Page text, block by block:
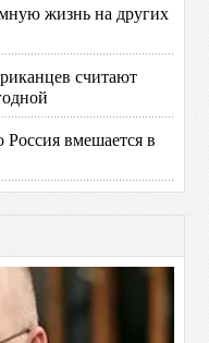
жизнь на других
считают
вмешается в